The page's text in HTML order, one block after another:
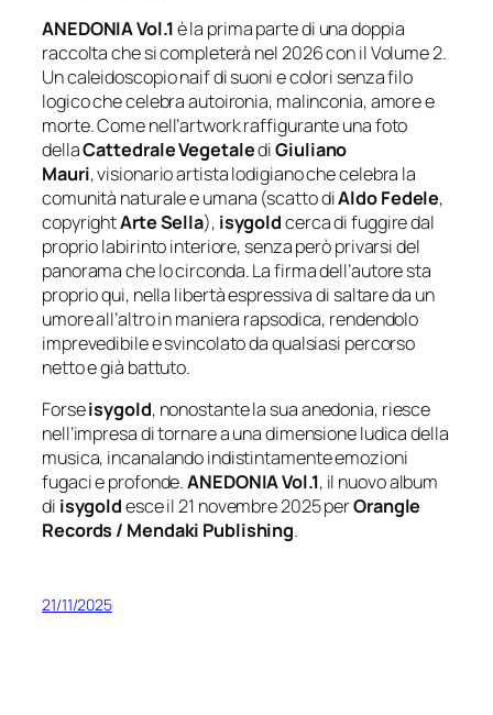
ANEDONIA Vol.1è la prima parte di una doppia
raccolta che si completerà nel 2026 con il Volume 2.
Un caleidoscopio naif di suoni e colori senza filo
logico che celebra autoironia, malinconia, amore e
morte. Come nell’artwork raffigurante una foto
dellaCattedrale VegetalediGiuliano
Mauri,visionario artista lodigiano che celebra la
comunità naturale e umana (scatto diAldo Fedele,
copyrightArte Sella), isygoldcerca di fuggire dal
proprio labirinto interiore, senza però privarsi del
panorama che lo circonda. La firma dell’autore sta
proprio qui, nella libertà espressiva di saltare da un
umore all’altro in maniera rapsodica, rendendolo
imprevedibile e svincolato da qualsiasi percorso
netto e già battuto.
Forseisygold, nonostante la sua anedonia, riesce
nell’impresa di tornare a una dimensione ludica della
musica, incanalando indistintamente emozioni
fugaci e profonde.ANEDONIA Vol.1, il nuovo album
di isygoldesce il 21 novembre 2025 perOrangle
Records / Mendaki Publishing.
21/11/2025